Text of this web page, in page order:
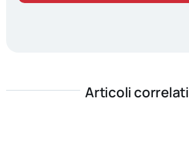
Articoli correlati